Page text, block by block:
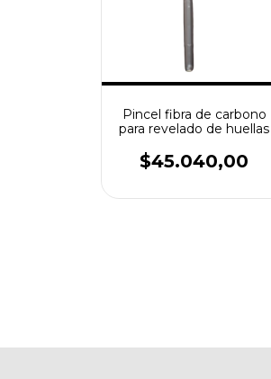
Pincel fibra de carbono
para revelado de huellas
$45.040,00